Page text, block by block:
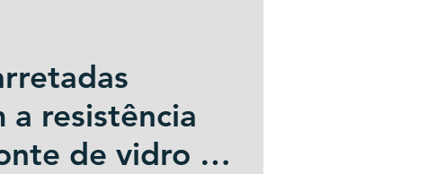
a resistência
de vidro do